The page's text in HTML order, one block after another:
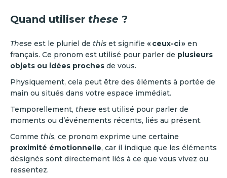
Quand utiliser these ?
These est le pluriel de this et signifie « ceux-ci » en
français. Ce pronom est utilisé pour parler de plusieurs
objets ou idées proches de vous.
Physiquement, cela peut être des éléments à portée de
main ou situés dans votre espace immédiat.
Temporellement, these est utilisé pour parler de
moments ou d’événements récents, liés au présent.
Comme this, ce pronom exprime une certaine
proximité émotionnelle, car il indique que les éléments
désignés sont directement liés à ce que vous vivez ou
ressentez.